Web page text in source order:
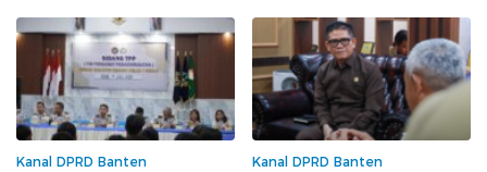
Pembagian Proyek Rp32,7
Miliar ke Pengusaha Lokal
Sembunyikan Sesuatu
Kanal DPRD Banten Kanal DPRD Banten